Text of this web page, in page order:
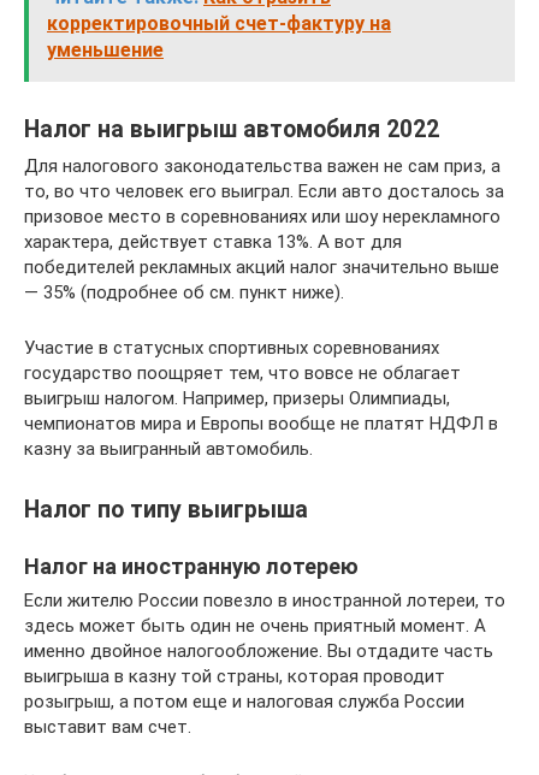
корректировочный счет-фактуру на
уменьшение
Налог на выигрыш автомобиля 2022
Для налогового законодательства важен не сам приз, а
то, во что человек его выиграл. Если авто досталось за
призовое место в соревнованиях или шоу нерекламного
характера, действует ставка 13%. А вот для
победителей рекламных акций налог значительно выше
— 35% (подробнее об см. пункт ниже).
Участие в статусных спортивных соревнованиях
государство поощряет тем, что вовсе не облагает
выигрыш налогом. Например, призеры Олимпиады,
чемпионатов мира и Европы вообще не платят НДФЛ в
казну за выигранный автомобиль.
Налог по типу выигрыша
Налог на иностранную лотерею
Если жителю России повезло в иностранной лотереи, то
здесь может быть один не очень приятный момент. А
именно двойное налогообложение. Вы отдадите часть
выигрыша в казну той страны, которая проводит
розыгрыш, а потом еще и налоговая служба России
выставит вам счет.